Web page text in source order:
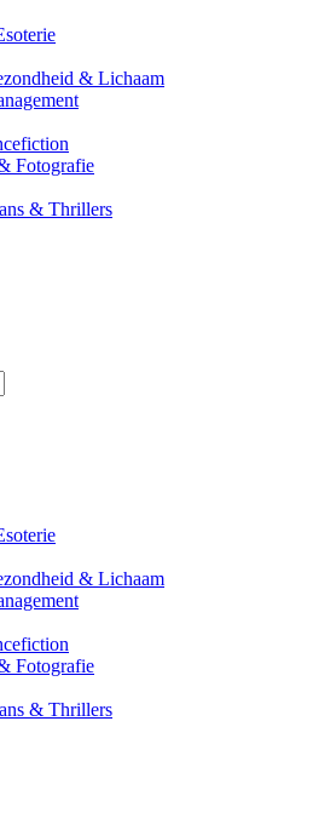
& Lichaam
Fotografie
& Thrillers
& Lichaam
Fotografie
& Thrillers